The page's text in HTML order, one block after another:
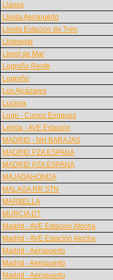
Llanes
Lleida Aeropuerto
Lleida Estacion de Tren
Llobregat
Lloret de Mar
Logroño Renfe
Logroño
Los Alcázares
Lucena
Lugo - Curros Enriquez
Lérida - AVE Estación
MADRID - NH BARAJAS
MADRID PZA ESPANA
MADRID PZA ESPANA
MAJADAHONDA
MALAGA RR STN
MARBELLA
MURCIA DT
Madrid - AVE Estación Atocha
Madrid - AVE Estación Atocha
Madrid - Aeropuerto
Madrid - Aeropuerto
Madrid - Aeropuerto